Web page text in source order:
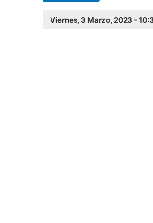
Viernes, 3 Marzo, 2023 -